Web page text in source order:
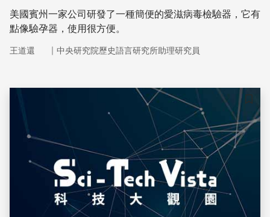
美國賓州一家公司研發了一種簡便的愛滋病毒檢驗器，它有
點像驗孕器，使用很方便。
王道還 ｜ 中央研究院歷史語言研究所助理研究員
儲存